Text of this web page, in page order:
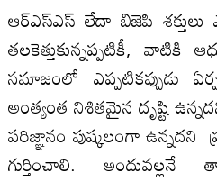
ఆర్ఎస్ఎస్ లేదా బిజెపి
తలకెత్తుకున్నప్పటికీ,
సమాజంలో ఎప్పటికప్పుడు
అంత్యంత నిశితమైన దృష్టి
పరిజ్ఞానం పుష్కలంగా ఉన్నదని
గుర్తించాలి. అందువల్లనే